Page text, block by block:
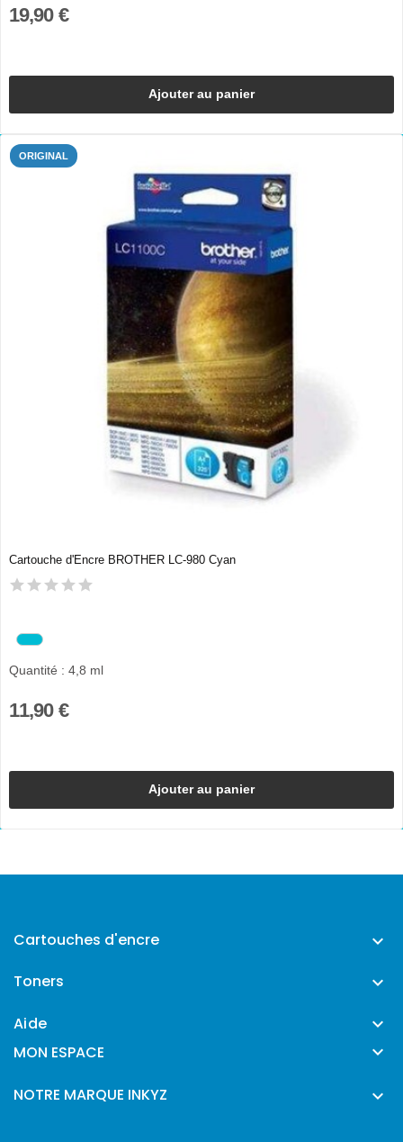
19,90 €
Ajouter au panier
ORIGINAL
Cartouche d'Encre BROTHER LC-980 Cyan
Quantité : 4,8 ml
11,90 €
Ajouter au panier
Cartouches d'encre 
Toners 
Aide 
MON ESPACE 
NOTRE MARQUE INKYZ 